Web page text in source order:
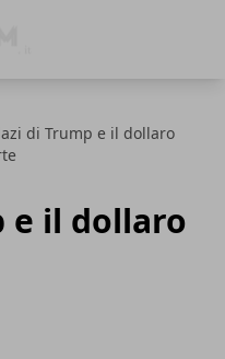
di Trump e il dollaro
e il dollaro